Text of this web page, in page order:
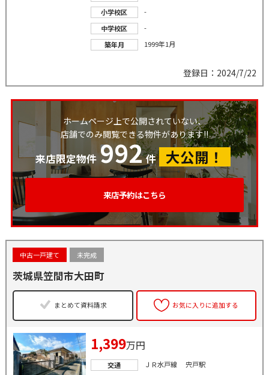
小学校区
-
中学校区
-
築年月
1999年1月
登録日：2024/7/22
ホームページ上で公開されていない、
店舗でのみ閲覧できる物件があります!!
来店限定物件 992 件 大公開！
来店予約はこちら
中古一戸建て 未完成
茨城県笠間市大田町
まとめて資料請求 お気に入りに追加する
1,399万円
交通
ＪＲ水戸線 宍戸駅